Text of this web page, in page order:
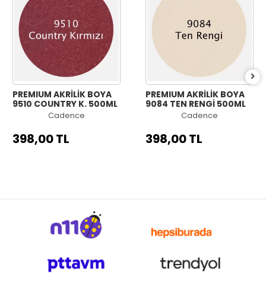
PREMIUM AKRİLİK BOYA
9510 COUNTRY K. 500ML
Cadence
398,00 TL
PREMIUM AKRİLİK BOYA
9084 TEN RENGİ 500ML
Cadence
398,00 TL